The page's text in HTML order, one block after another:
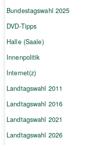
Bundestagswahl 2025
DVD-Tipps
Halle (Saale)
Innenpolitik
Internet(z)
Landtagswahl 2011
Landtagswahl 2016
Landtagswahl 2021
Landtagswahl 2026